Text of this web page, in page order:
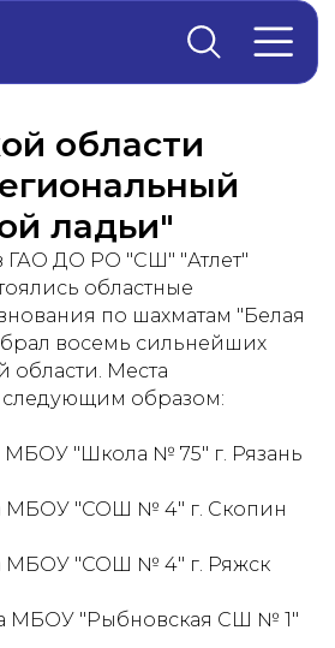
области
ладьи"
ГАО ДО РО "СШ" "Атлет"
областные
по шахматам "Белая
восемь сильнейших
области. Места
образом:
МБОУ "Школа № 75" г. Рязань
МБОУ "СОШ № 4" г. Скопин
МБОУ "СОШ № 4" г. Ряжск
МБОУ "Рыбновская СШ № 1"